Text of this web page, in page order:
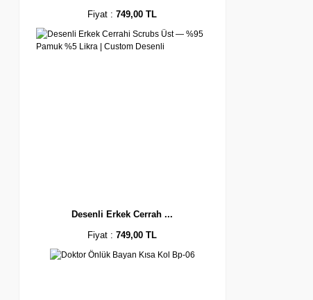
Fiyat :749,00 TL
Desenli Erkek Cerrah ...
Fiyat :749,00 TL